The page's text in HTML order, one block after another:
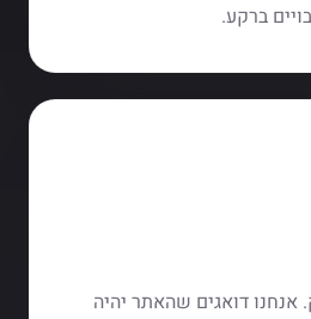
ברקע.
דואגים שהאתר יהיה